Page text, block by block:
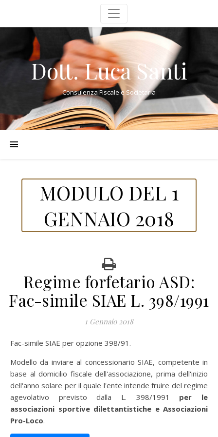
Dott. Luca Santi
Consulenza Fiscale e Societaria
MODULO DEL 1
GENNAIO 2018
Regime forfetario ASD:
Fac-simile SIAE L. 398/1991
1 Gennaio 2018
Fac-simile SIAE per opzione 398/91.
Modello da inviare al concessionario SIAE, competente in
base al domicilio fiscale dell'associazione, prima dell'inizio
dell'anno solare per il quale l'ente intende fruire del regime
agevolativo previsto dalla L. 398/1991
per le
associazioni sportive dilettantistiche e Associazioni
Pro-Loco.